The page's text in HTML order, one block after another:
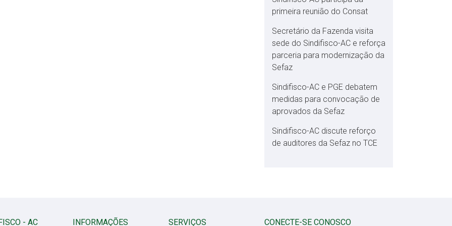
primeira reunião do Consat
Secretário da Fazenda visita
sede do Sindifisco-AC e reforça
parceria para modernização da
Sefaz
Sindifisco-AC e PGE debatem
medidas para convocação de
aprovados da Sefaz
Sindifisco-AC discute reforço
de auditores da Sefaz no TCE
- AC INFORMAÇÕES SERVIÇOS CONECTE-SE CONOSCO